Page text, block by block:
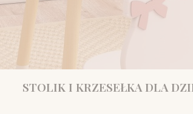
STOLIK I KRZESEŁKA DLA